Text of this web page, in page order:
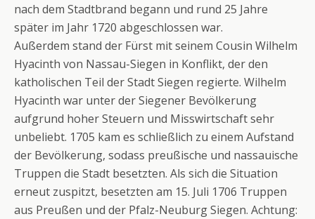
nach dem Stadtbrand begann und rund 25 Jahre
später im Jahr 1720 abgeschlossen war.
Außerdem stand der Fürst mit seinem Cousin Wilhelm
Hyacinth von Nassau-Siegen in Konflikt, der den
katholischen Teil der Stadt Siegen regierte. Wilhelm
Hyacinth war unter der Siegener Bevölkerung
aufgrund hoher Steuern und Misswirtschaft sehr
unbeliebt. 1705 kam es schließlich zu einem Aufstand
der Bevölkerung, sodass preußische und nassauische
Truppen die Stadt besetzten. Als sich die Situation
erneut zuspitzt, besetzten am 15. Juli 1706 Truppen
aus Preußen und der Pfalz-Neuburg Siegen. Achtung: